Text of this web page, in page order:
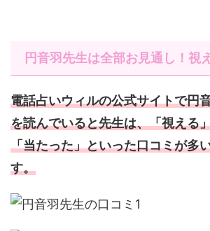
円音羽先生は全部お見通し！視
電話占いウィルの公式サイトで円
を読んでいると先生は、「視える
「当たった」といった口コミが多
す。